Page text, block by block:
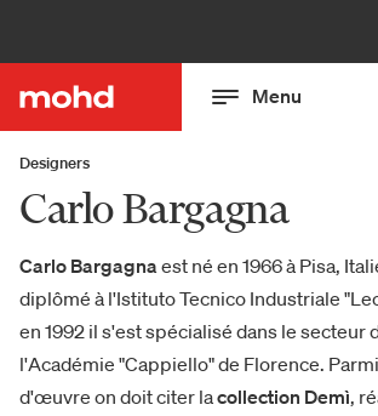
Menu
Designers
Carlo Bargagna
Carlo Bargagnaest né en 1966 à Pisa,
diplômé à l'Istituto Tecnico Industriale
en 1992 il s'est spécialisé dans le secteur
l'Académie "Cappiello" de Florence.
d'œuvre on doit citer lacollection Demì,